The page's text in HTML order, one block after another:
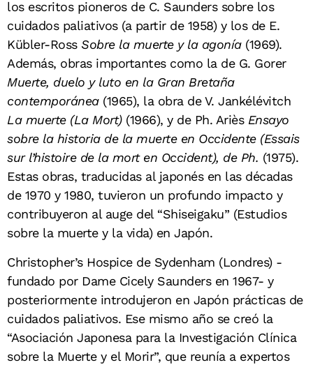
los escritos pioneros de C. Saunders sobre los
cuidados paliativos (a partir de 1958) y los de E.
Kübler-Ross Sobre la muerte y la agonía(1969).
Además, obras importantes como la de G. Gorer
Muerte, duelo y luto en la Gran Bretaña
contemporánea(1965), la obra de V. Jankélévitch
La muerte (La Mort)(1966), y de Ph. Ariès Ensayo
sobre la historia de la muerte en Occidente (Essais
sur l’histoire de la mort en Occident), de Ph. (1975).
Estas obras, traducidas al japonés en las décadas
de 1970 y 1980, tuvieron un profundo impacto y
contribuyeron al auge del “Shiseigaku” (Estudios
sobre la muerte y la vida) en Japón.
Christopher’s Hospice de Sydenham (Londres) -
fundado por Dame Cicely Saunders en 1967- y
posteriormente introdujeron en Japón prácticas de
cuidados paliativos. Ese mismo año se creó la
“Asociación Japonesa para la Investigación Clínica
sobre la Muerte y el Morir”, que reunía a expertos